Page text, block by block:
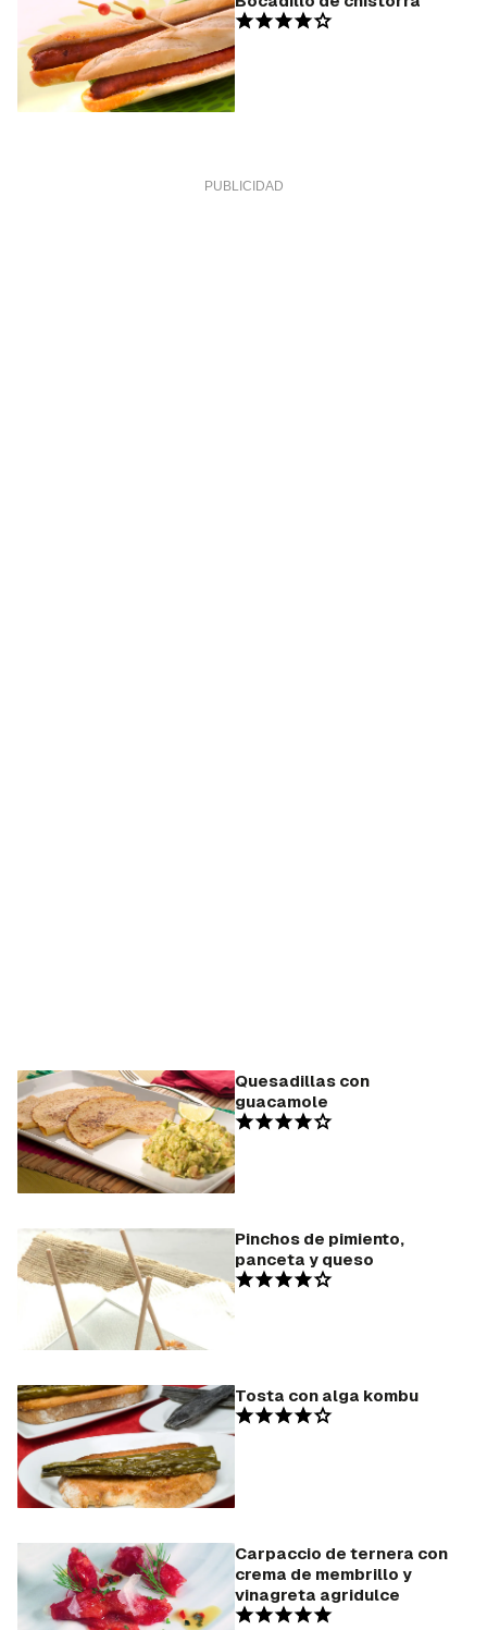
Quesadillas con
guacamole
Pinchos de pimiento,
panceta y queso
Tosta con alga kombu
Carpaccio de ternera con
crema de membrillo y
vinagreta agridulce